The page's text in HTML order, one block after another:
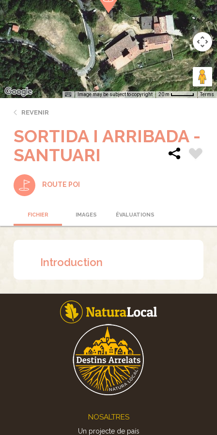
Image may be subject to copyright 20 m Terms
REVENIR
SORTIDA I ARRIBADA -
SANTUARI
ROUTE POI
FICHIER IMAGES ÉVALUATIONS
Introduction
NOSALTRES
Un projecte de país